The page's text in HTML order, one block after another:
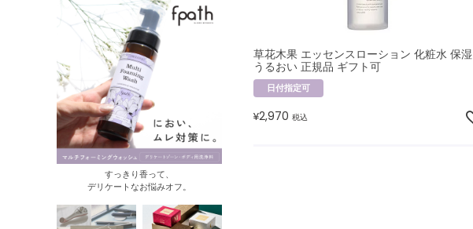
すっきり香って、
デリケートなお悩みオフ。
草花木果 エッセンスローション 化粧水 保湿
うるおい 正規品 ギフト可
日付指定可
¥2,970 税込